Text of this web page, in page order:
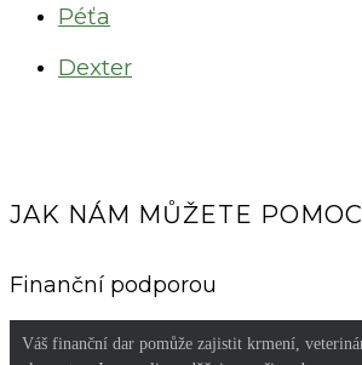
Péťa
Dexter
JAK NÁM MŮŽETE POMOCI
Finanční podporou